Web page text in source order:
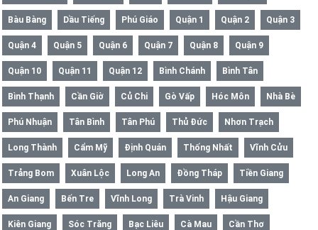
Bàu Bàng Dầu Tiếng Phú Giáo Quận 1 Quận 2 Quận 3
Quận 4 Quận 5 Quận 6 Quận 7 Quận 8 Quận 9
Quận 10 Quận 11 Quận 12 Bình Chánh Bình Tân
Bình Thạnh Cần Giờ Củ Chi Gò Vấp Hóc Môn Nhà Bè
Phú Nhuận Tân Bình Tân Phú Thủ Đức Nhơn Trạch
Long Thành Cẩm Mỹ Định Quán Thống Nhất Vĩnh Cửu
Trảng Bom Xuân Lộc Long An Đồng Tháp Tiền Giang
An Giang Bến Tre Vĩnh Long Trà Vinh Hậu Giang
Kiên Giang Sóc Trăng Bạc Liêu Cà Mau Cần Thơ